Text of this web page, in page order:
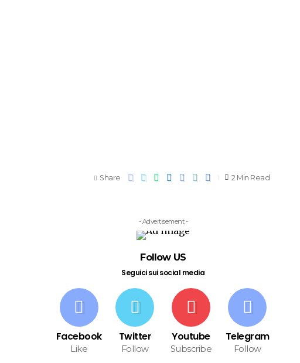
Share 2 Min Read
- Advertisement -
Follow US
Seguici sui social media
Facebook
Like
Twitter
Follow
Youtube
Subscribe
Telegram
Follow